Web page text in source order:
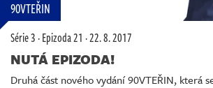
90VTEŘIN
Série 3·Epizoda 21 ·22. 8. 2017
NUTÁ EPIZODA!
Druhá část nového vydání 90VTEŘIN, která